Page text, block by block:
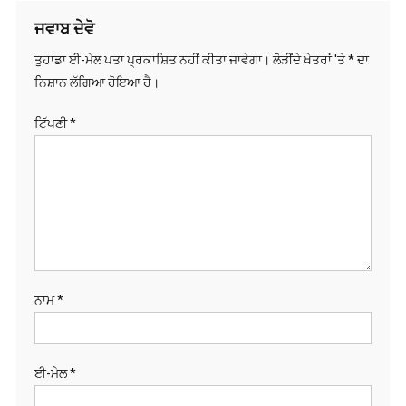
ਜਵਾਬ ਦੇਵੋ
ਤੁਹਾਡਾ ਈ-ਮੇਲ ਪਤਾ ਪ੍ਰਕਾਸ਼ਿਤ ਨਹੀਂ ਕੀਤਾ ਜਾਵੇਗਾ। ਲੋੜੀਂਦੇ ਖੇਤਰਾਂ 'ਤੇ
ਨਿਸ਼ਾਨ ਲੱਗਿਆ ਹੋਇਆ ਹੈ।
ਟਿੱਪਣੀ
ਈ-ਮੇਲ